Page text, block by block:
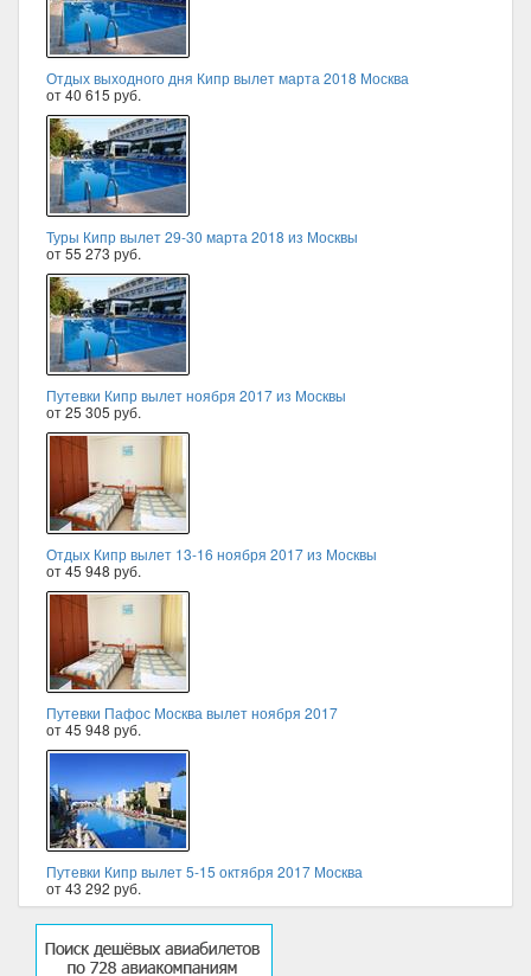
Отдых выходного дня Кипр вылет марта 2018 Москва
от 40 615 руб.
Туры Кипр вылет 29-30 марта 2018 из Москвы
от 55 273 руб.
Путевки Кипр вылет ноября 2017 из Москвы
от 25 305 руб.
Отдых Кипр вылет 13-16 ноября 2017 из Москвы
от 45 948 руб.
Путевки Пафос Москва вылет ноября 2017
от 45 948 руб.
Путевки Кипр вылет 5-15 октября 2017 Москва
от 43 292 руб.